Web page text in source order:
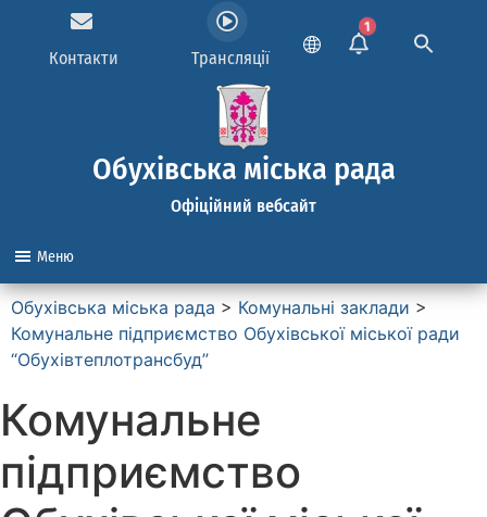
Контакти Трансляції
1
Обухівська міська рада
Офіційний вебсайт
Меню
Обухівська міська рада > Комунальні заклади >
Комунальне підприємство Обухівської міської ради
“Обухівтеплотрансбуд”
Комунальне
підприємство